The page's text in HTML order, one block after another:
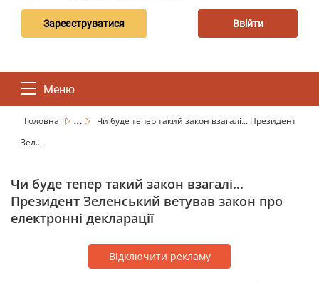
Зареєструватися Ввійти
Меню
Головна ...
Чи буде тепер такий закон взагалі... Президент
Зел...
Чи буде тепер такий закон взагалі...
Президент Зеленський ветував закон про
електронні декларації
Відключити рекламу